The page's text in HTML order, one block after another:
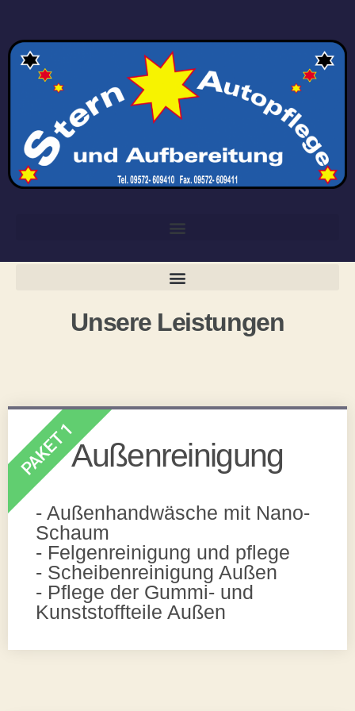
Unsere Leistungen
Außenreinigung
- Außenhandwäsche mit Nano-
Schaum
- Felgenreinigung und pflege
- Scheibenreinigung Außen
- Pflege der Gummi- und
Kunststoffteile Außen
PAKET 1